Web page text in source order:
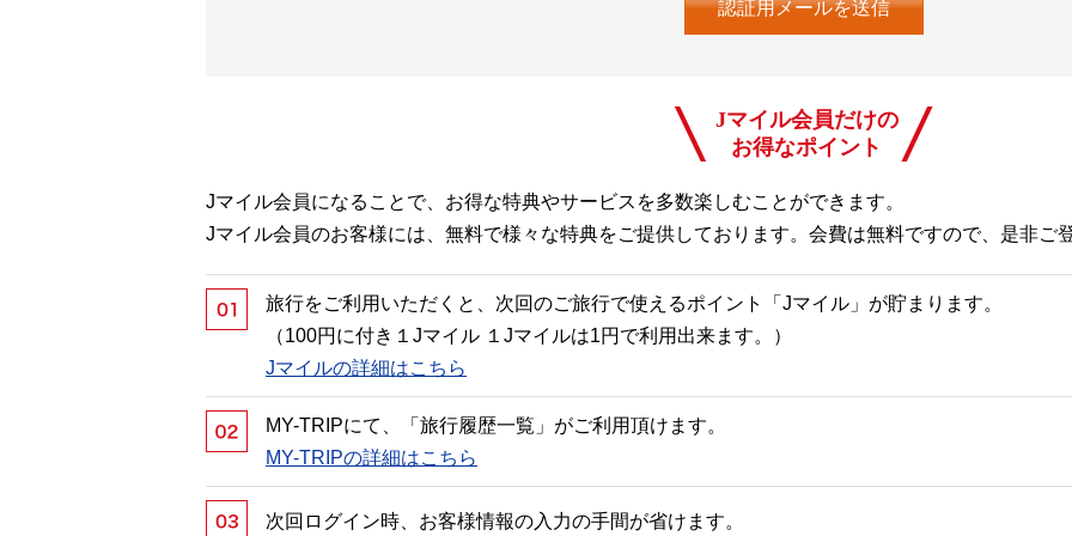
Jマイル会員だけの
お得なポイント
Jマイル会員になることで、お得な特典やサービスを多数楽しむことができます。
Jマイル会員のお客様には、無料で様々な特典をご提供しております。会費は無料ですので、是非ご
旅行をご利用いただくと、次回のご旅行で使えるポイント「Jマイル」が貯まります。
（100円に付き１Jマイル １Jマイルは1円で利用出来ます。）
Jマイルの詳細はこちら
MY-TRIPにて、「旅行履歴一覧」がご利用頂けます。
MY-TRIPの詳細はこちら
次回ログイン時、お客様情報の入力の手間が省けます。